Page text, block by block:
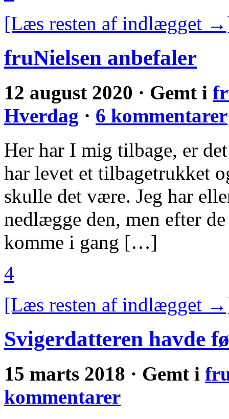
[Læs resten af indlægget
fruNielsen anbefaler
12 august 2020 · Gemt i
Hverdag · 6 kommentarer
Her har I mig tilbage, er
har levet et tilbagetrukket
skulle det være. Jeg har
nedlægge den, men efter
komme i gang […]
4
[Læs resten af indlægget
Svigerdatteren havde
15 marts 2018 · Gemt i
kommentarer